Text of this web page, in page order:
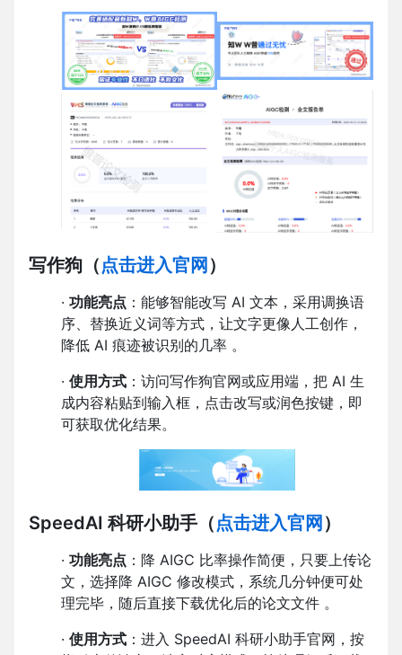
写作狗 （点击进入官网 ）
· 功能亮点 ：能够智能改写 AI 文本，采用调换语
序、替换近义词等方式，让文字更像人工创作，
降低 AI 痕迹被识别的几率 。
· 使用方式 ：访问写作狗官网或应用端，把 AI 生
成内容粘贴到输入框，点击改写或润色按键，即
可获取优化结果。
SpeedAI 科研小助手 （点击进入官网 ）
· 功能亮点 ：降 AIGC 比率操作简便，只要上传论
文，选择降 AIGC 修改模式，系统几分钟便可处
理完毕，随后直接下载优化后的论文文件 。
· 使用方式 ：进入 SpeedAI 科研小助手官网，按